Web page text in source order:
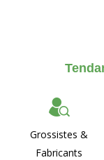
Grossistes &
Fabricants